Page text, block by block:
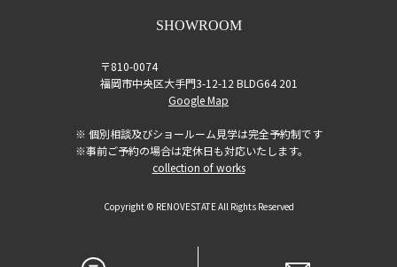
SHOWROOM
〒810-0074
福岡市中央区大手門3-12-12 BLDG64 201
Google Map
※ 個別相談及びショールーム見学は完全予約制です
※事前ご予約の場合は定休日も対応いたします。
collection of works
Copyright © RENOVESTATE All Rights Reserved